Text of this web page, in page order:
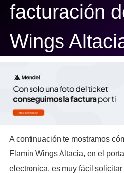
facturación
Wings
A continuación te mostramos
Flamin Wings Altacia, en el
electrónica, es muy fácil